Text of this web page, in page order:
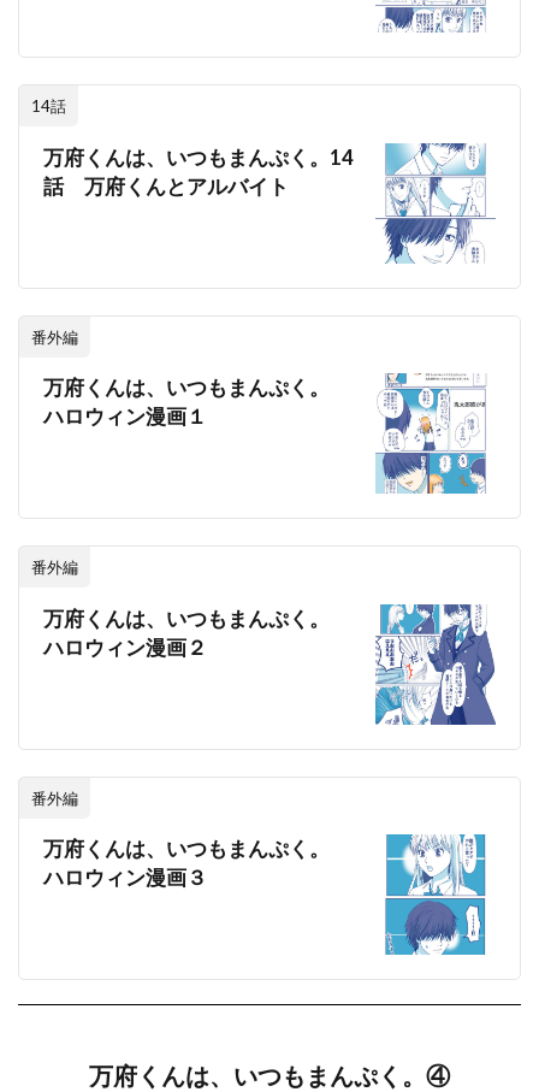
14話
万府くんは、いつもまんぷく。14
話 万府くんとアルバイト
番外編
万府くんは、いつもまんぷく。
ハロウィン漫画１
番外編
万府くんは、いつもまんぷく。
ハロウィン漫画２
番外編
万府くんは、いつもまんぷく。
ハロウィン漫画３
万府くんは、いつもまんぷく。④